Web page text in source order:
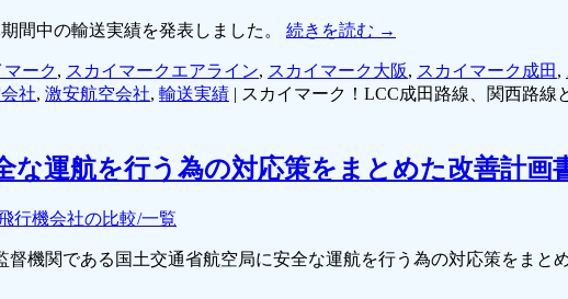
間中の輸送実績を発表しました。 続きを読む →
マーク, スカイマークエアライン, スカイマーク大阪, スカイマーク成田 ,
社, 激安航空会社, 輸送実績 | スカイマーク！LCC成田路線、関西路
運航を行う為の対応策をまとめた改善計画
行機会社の比較/一覧
機関である国土交通省航空局に安全な運航を行う為の対応策をまと